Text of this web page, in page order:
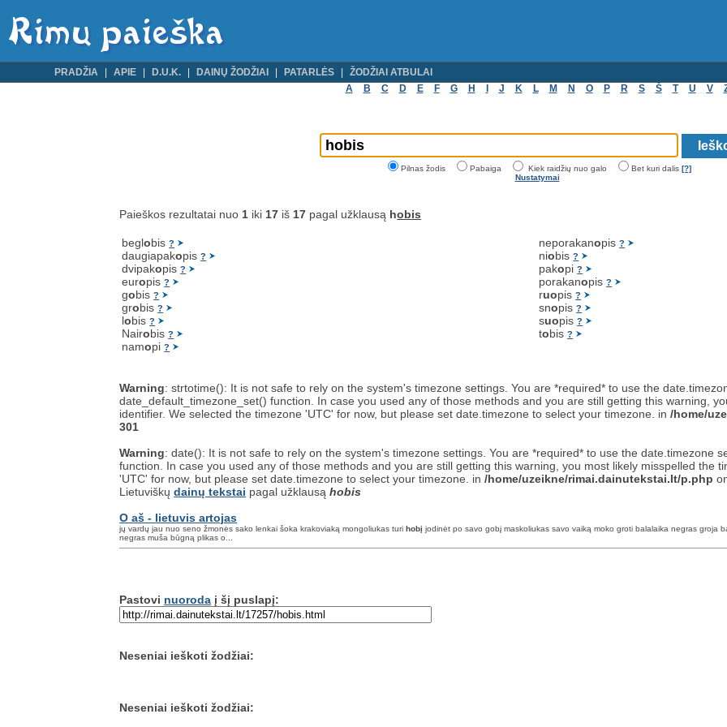
PRADŽIA APIE D.U.K. DAINŲ ŽODŽIAI PATARLĖS
ŽODŽIAI ATBULAI
A
B C D E F G H J K L M N O P R S Š T U V
Pilnas žodis Pabaiga Kiek raidžių nuo galo Bet kuri dalis [?]
Nustatymai
Paieškos rezultatai nuo 1 iki 17 iš 17 pagal užklausą hobis
beglobis?
daugiapakopis?
dvipakopis?
europis?
gobis?
grobis?
lobis?
Nairobis?
namopi?
neporakanopis?
niobis?
pakopi?
porakanopis?
ruopis?
snopis?
suopis?
tobis?
Warning: strtotime(): It is not safe to rely on the system's timezone settings. You are *required* to use the
date_default_timezone_set() function. In case you used any of those methods and you are still getting this warning,
identifier. We selected the timezone 'UTC' for now, but please set date.timezone to select your timezone. in/home/
301
Warning: date(): It is not safe to rely on the system's timezone settings. You are *required* to use the date.timezone
function. In case you used any of those methods and you are still getting this warning, you most likely misspelled the
'UTC' for now, but please set date.timezone to select your timezone. in/home/uzeikne/rimai.dainutekstai.lt/p.php
Lietuviškųdainų tekstai pagal užklausąhobis
O aš - lietuvis artojas
jų vardų jau nuo seno žmonės sako lenkai šoka krakoviaką mongoliukas turihobį jodinėt po savo gobį maskoliukas savo vaiką moko groti balalaika negras groja
negras muša būgną plikas o...
Pastovi nuoroda į šį puslapį:
Neseniai ieškoti žodžiai:
Neseniai ieškoti žodžiai: